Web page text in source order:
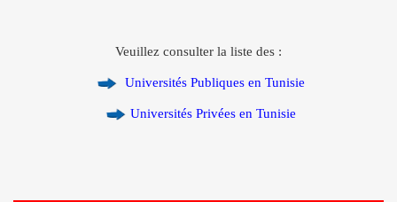
Veuillez consulter la liste des :
Universités Publiques en Tunisie
Universités Privées en Tunisie